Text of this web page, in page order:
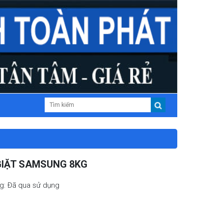
SAMSUNG 8KG
Đã qua sử dụng